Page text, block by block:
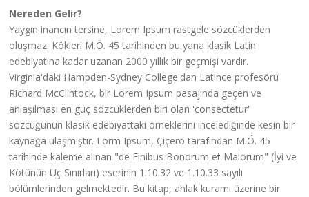
Nereden Gelir?
Yaygın inancın tersine, Lorem Ipsum rastgele sözcüklerden
oluşmaz. Kökleri M.Ö. 45 tarihinden bu yana klasik Latin
edebiyatına kadar uzanan 2000 yıllık bir geçmişi vardır.
Virginia'daki Hampden-Sydney College'dan Latince profesörü
Richard McClintock, bir Lorem Ipsum pasajında geçen ve
anlaşılması en güç sözcüklerden biri olan 'consectetur'
sözcüğünün klasik edebiyattaki örneklerini incelediğinde kesin bir
kaynağa ulaşmıştır. Lorm Ipsum, Çiçero tarafından M.Ö. 45
tarihinde kaleme alınan "de Finibus Bonorum et Malorum" (İyi ve
Kötünün Uç Sınırları) eserinin 1.10.32 ve 1.10.33 sayılı
bölümlerinden gelmektedir. Bu kitap, ahlak kuramı üzerine bir